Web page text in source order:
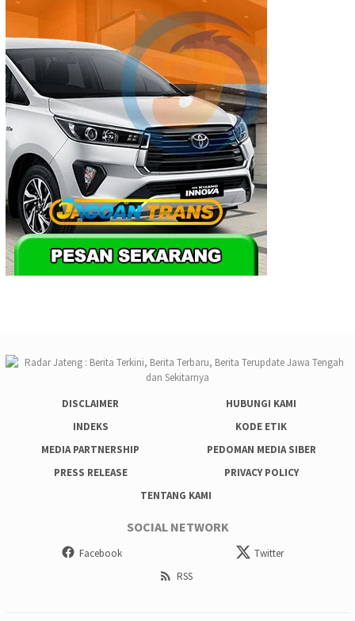
DISCLAIMER
HUBUNGI KAMI
INDEKS
KODE ETIK
MEDIA PARTNERSHIP
PEDOMAN MEDIA SIBER
PRESS RELEASE
PRIVACY POLICY
TENTANG KAMI
SOCIAL NETWORK
Facebook
Twitter
RSS